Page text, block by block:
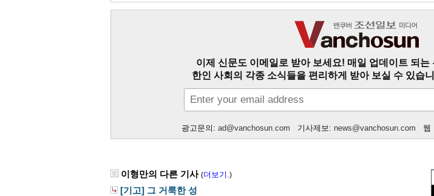
이제 신문도 이메일로 받아 보세요! 매일 업데이트 되는
한인 사회의 각종 소식들을 편리하게 받아 보실 수 있습
광고문의: ad@vanchosun.com 기사제보: news@vanchosun.com 웹
이형만의 다른 기사 (더보기.)
[기고] 그 거룩한 성